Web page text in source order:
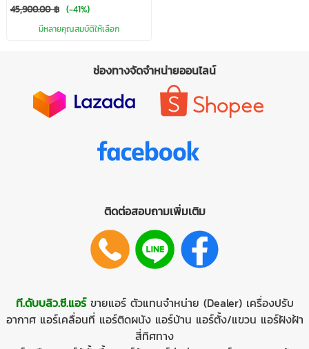
BTU
45,900.00 ฿ (-41%)
มีหลายคุณสมบัติให้เลือก
ช่องทางจัดจำหน่ายออนไลน์
ติดต่อสอบถามเพิ่มเติม
ที.ดับบลิว.ซี.แอร์ ขายแอร์ตัวแทนจำหน่าย (Dealer) เครื่องปรับ
อากาศ แอร์เคลื่อนที่ แอร์ติดผนังแอร์บ้าน แอร์ตั้ง/แขวน แอร์ฝังฝ้า
สี่ทิศทาง